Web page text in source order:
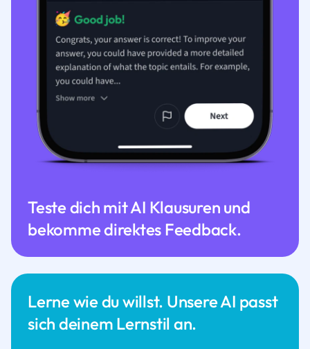
Lerne wie du willst. Unsere AI passt
sich deinem Lernstil an.
Teste dich mit AI Klausuren und
bekomme direktes Feedback.